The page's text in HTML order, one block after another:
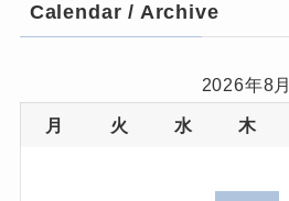
Calendar / Archive
2026年8月
月 火 水 木